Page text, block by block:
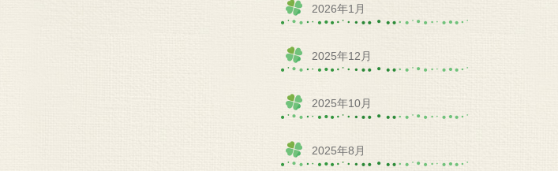
2026年1月
2025年12月
2025年10月
2025年8月